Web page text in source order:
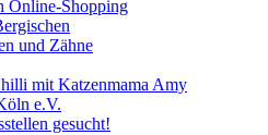
Online-Shopping
und Zähne
mit Katzenmama Amy
e.V.
gesucht!